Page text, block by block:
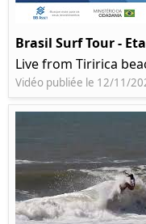
Brasil Surf Tour -
Live from Tiririca
Vidéo publiée le 12/11/